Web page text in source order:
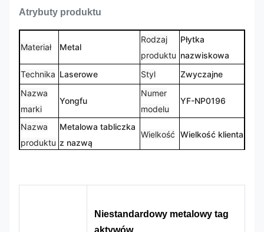
Atrybuty produktu
Materiał Metal
Rodzaj
produktu
Płytka
nazwiskowa
Technika Laserowe Styl
Zwyczajne
Nazwa
marki
Yongfu
Numer
modelu
YF-NP0196
Nazwa
produktu
Metalowa tabliczka
z nazwą
Wielkość Wielkość klienta
zamówienie
Niestandardowy metalowy tag